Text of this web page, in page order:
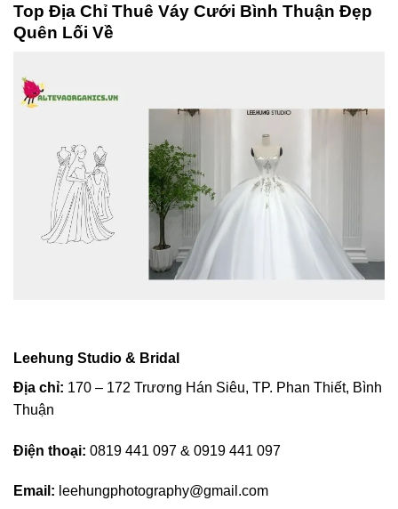
Top Địa Chỉ Thuê Váy Cưới Bình Thuận Đẹp
Quên Lối Về
Leehung Studio & Bridal
Địa chỉ: 170 – 172 Trương Hán Siêu, TP. Phan Thiết, Bình
Thuận
Điện thoại: 0819 441 097 & 0919 441 097
Email: leehungphotography@gmail.com